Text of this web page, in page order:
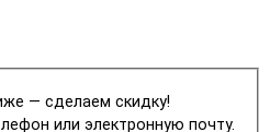
— сделаем скидку!
или электронную почту.